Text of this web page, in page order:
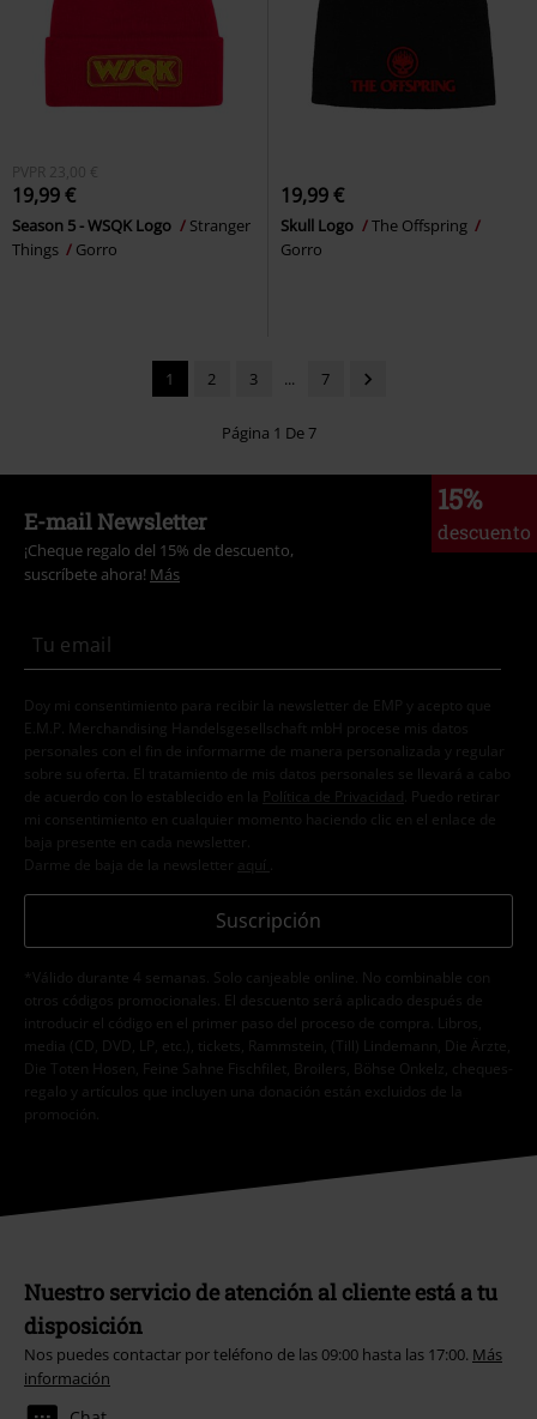
PVPR 23,00 €
19,99 €
Season 5 - WSQK Logo
Stranger
Things
Gorro
19,99 €
Skull Logo
The Offspring
Gorro
1 2 3 ... 7
Página 1 De 7
15%
descuento
E-mail Newsletter
¡Cheque regalo del 15% de descuento,
suscríbete ahora! Más
Doy mi consentimiento para recibir la newsletter de EMP y acepto que
E.M.P. Merchandising Handelsgesellschaft mbH procese mis datos
personales con el fin de informarme de manera personalizada y regular
sobre su oferta. El tratamiento de mis datos personales se llevará a cabo
de acuerdo con lo establecido en la
Política de Privacidad . Puedo retirar
mi consentimiento en cualquier momento haciendo clic en el enlace de
baja presente en cada newsletter.
Darme de baja de la newsletter
aquí
Suscripción
*Válido durante 4 semanas. Solo canjeable online. No combinable con
otros códigos promocionales. El descuento será aplicado después de
introducir el código en el primer paso del proceso de compra. Libros,
media (CD, DVD, LP, etc.), tickets, Rammstein, (Till) Lindemann, Die Ärzte,
Die Toten Hosen, Feine Sahne Fischfilet, Broilers, Böhse Onkelz, cheques-
regalo y artículos que incluyen una donación están excluidos de la
promoción.
Nuestro servicio de atención al cliente está a tu
disposición
Nos puedes contactar por teléfono de las 09:00 hasta las 17:00. Más
información